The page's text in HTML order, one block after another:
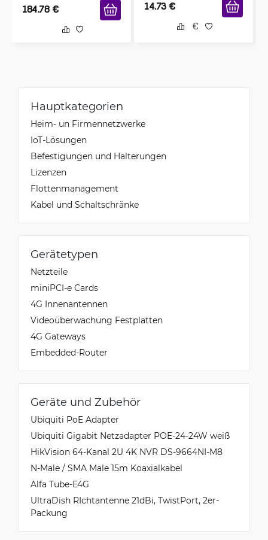
184.78 € 14.73 €
Hauptkategorien
Heim- un Firmennetzwerke
IoT-Lösungen
Befestigungen und Halterungen
Lizenzen
Flottenmanagement
Kabel und Schaltschränke
Gerätetypen
Netzteile
miniPCI-e Cards
4G Innenantennen
Videoüberwachung Festplatten
4G Gateways
Embedded-Router
Geräte und Zubehör
Ubiquiti PoE Adapter
Ubiquiti Gigabit Netzadapter POE-24-24W weiß
HikVision 64-Kanal 2U 4K NVR DS-9664NI-M8
N-Male / SMA Male 15m Koaxialkabel
Alfa Tube-E4G
UltraDish RIchtantenne 21dBi, TwistPort, 2er-
Packung